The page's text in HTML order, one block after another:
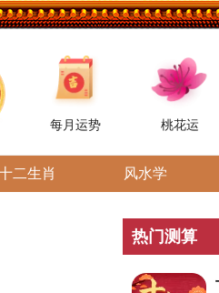
每月运势 桃花运
二生肖 风水学
热门测算